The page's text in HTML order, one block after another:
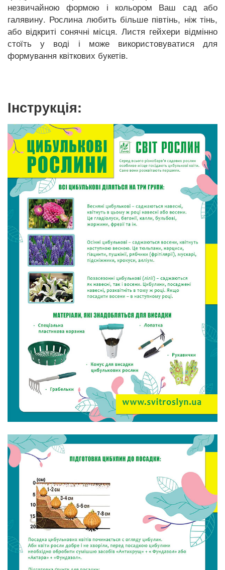
незвичайною формою і кольором Ваш сад або
галявину. Рослина любить більше півтінь, ніж тінь,
або відкриті сонячні місця. Листя гейхери відмінно
стоїть у воді і може використовуватися для
формування квіткових букетів.
Інструкція: